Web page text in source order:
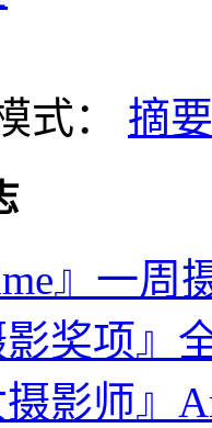
式： 摘要
』一周
影奖项』
摄影师』